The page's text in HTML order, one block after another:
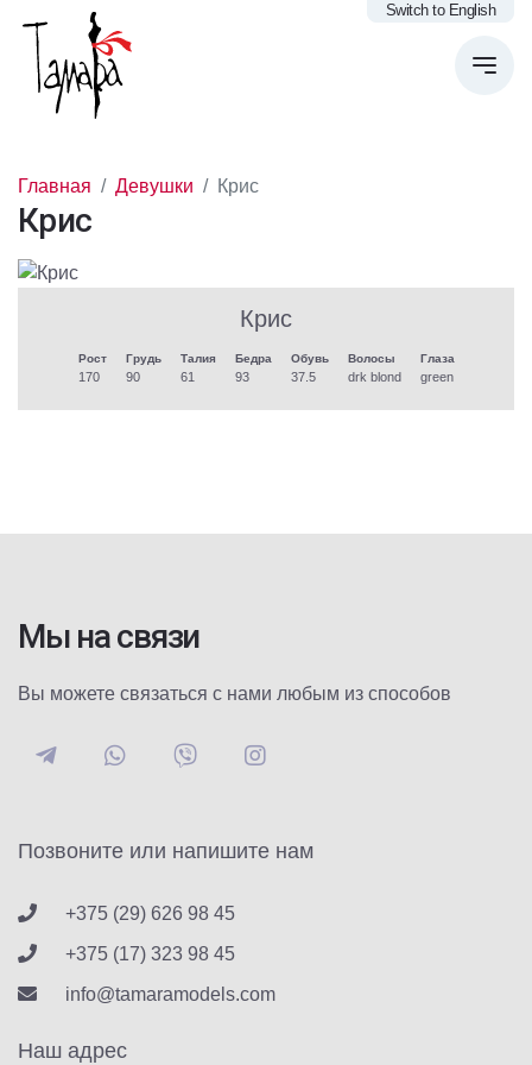
Switch to English
Главная Девушки Крис
Крис
Крис
Рост
170
Грудь
90
Талия
61
Бедра
93
Обувь
37.5
Волосы
drk blond
Глаза
green
Мы на связи
Вы можете связаться с нами любым из способов
Позвоните или напишите нам
+375 (29) 626 98 45
+375 (17) 323 98 45
info@tamaramodels.com
Наш адрес